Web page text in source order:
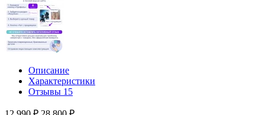
Описание
Характеристики
Отзывы 15